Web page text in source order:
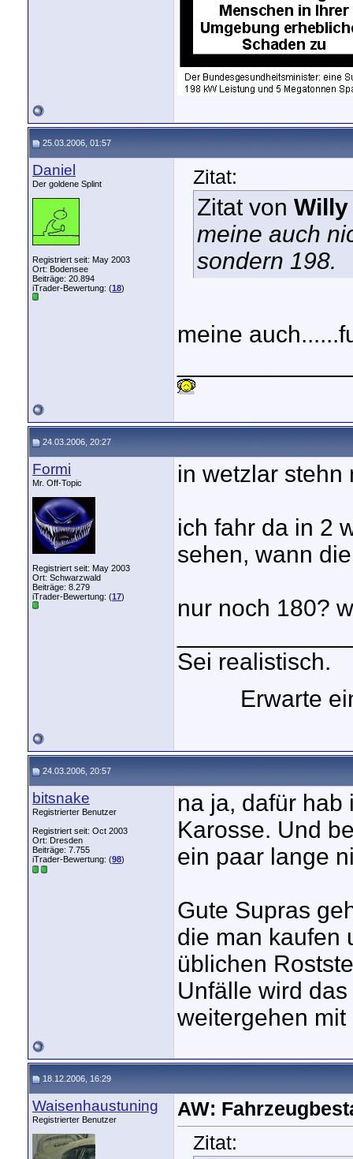
25.03.2006, 01:57
Daniel
Der goldene Splint
Registriert seit: May 2003
Ort: Bodensee
Beiträge: 20.894
iTrader-Bewertung: (18)
Zitat:
Zitat von Willy
meine auch
sondern 198.
meine
24.03.2006, 20:27
Formi
Mr. Off-Topic
Registriert seit: May 2003
Ort: Schwarzwald
Beiträge: 8.279
iTrader-Bewertung: (17)
in wetzlar stehn
ich fahr da in 2
sehen, wann
nur noch 180?
Sei realistisch.
Erwarte
24.03.2006, 20:57
bitsnake
Registrierter Benutzer
Registriert seit: Oct 2003
Ort: Dresden
Beiträge: 7.755
iTrader-Bewertung: (98)
na ja, dafür hab
Karosse. Und
ein paar lange
Gute Supras
die man kaufen
üblichen
Unfälle wird
weitergehen mit
18.12.2006, 16:29
Waisenhaustuning
Registrierter Benutzer
AW:
Zitat: